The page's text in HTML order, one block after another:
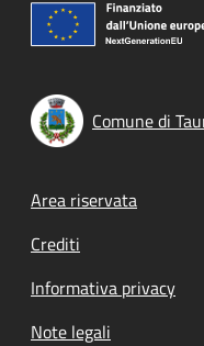
Comune di
Footer menu
Area riservata
Crediti
Informativa privacy
Note legali